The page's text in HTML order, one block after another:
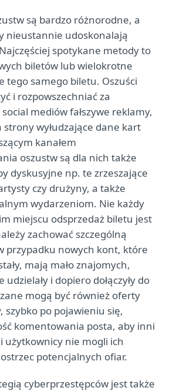
są bardzo różnorodne, a
nieustannie udoskonalają
spotykane metody to
biletów lub wielokrotne
tego samego biletu. Oszuści
i rozpowszechniać za
mediów fałszywe reklamy,
wyłudzające dane kart
kanałem
oszustw są dla nich także
dyskusyjne np. te zrzeszające
czy drużyny, a także
wydarzeniom. Nie każdy
miejscu odsprzedaż biletu jest
zachować szczególną
przypadku nowych kont, które
mają mało znajomych,
udzielały i dopiero dołączyły do
mogą być również oferty
szybko po pojawieniu się,
komentowania posta, aby inni
użytkownicy nie mogli ich
potencjalnych ofiar.
cyberprzestępców jest także